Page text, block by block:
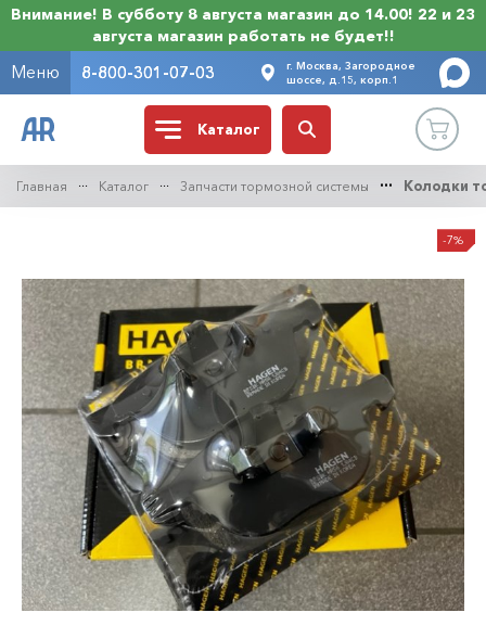
Внимание! В субботу 8 августа магазин до 14.00! 22 и 23
августа магазин работать не будет!!
Меню 8-800-301-07-03
г. Москва, Загородное
шоссе, д.15, корп.1
Каталог
Главная Каталог Запчасти тормозной системы Колодки
-7%